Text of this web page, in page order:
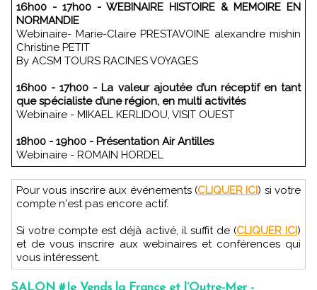
16h00 - 17h00 - WEBINAIRE HISTOIRE & MEMOIRE EN
NORMANDIE
Webinaire- Marie-Claire PRESTAVOINE alexandre mishin
Christine PETIT
By ACSM TOURS RACINES VOYAGES
16h00 - 17h00 - La valeur ajoutée d’un réceptif en tant
que spécialiste d’une région, en multi activités
Webinaire - MIKAEL KERLIDOU, VISIT OUEST
18h00 - 19h00 - Présentation Air Antilles
Webinaire - ROMAIN HORDEL
Pour vous inscrire aux événements (CLIQUER ICI) si votre
compte n'est pas encore actif.
Si votre compte est déjà activé, il suffit de (CLIQUER ICI)
et de vous inscrire aux webinaires et conférences qui
vous intéressent.
SALON #Je Vends la France et l’Outre-Mer -